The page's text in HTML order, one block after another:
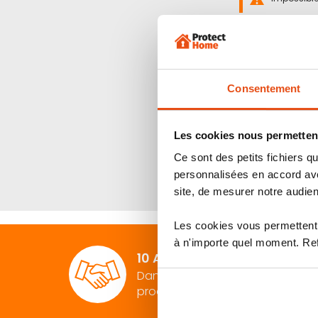
Consentement
Les cookies nous
Ce sont des petits fichiers
personnalisées en accord
site, de mesurer notre
Les cookies vous
à n'importe quel moment.
10 ANS D'EXPÉRIENCE
Dans le conseil et la vente de
produits de sécurité